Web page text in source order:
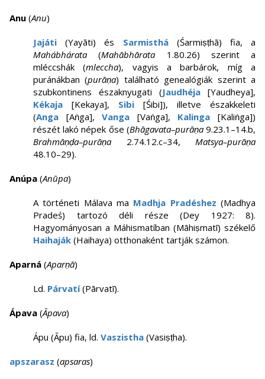
Anu (Anu)
Jajáti (Yayāti) és Sarmisthá(Śarmiṣṭhā) fia, a
Mahábhárata (Mahābhārata 1.80.26) szerint a
mléccshák (mleccha), vagyis a barbárok, míg a
puránákban (purāṇa) található genealógiák szerint a
szubkontinens északnyugati (Jaudhéja [Yaudheya],
Kékaja [Kekaya], Sibi [Śibi]), illetve északkeleti
(Anga [Aṅga],Vanga [Vaṅga], Kalinga [Kaliṅga])
részét lakó népek őse (Bhāgavata–purāṇa9.23.1–14.b,
Brahmāṇḍa–purāṇa 2.74.12.c–34, Matsya–purāṇa
48.10–29).
Anúpa (Anūpa)
A történeti Málava ma Madhja Pradéshez (Madhya
Pradeś) tartozó déli része (Dey 1927: 8).
Hagyományosan a Máhismatíban (Māhiṣmatī) székelő
Haihaják (Haihaya) otthonaként tartják számon.
Aparná (Aparṇā)
Ld. Párvatí(Pārvatī).
Ápava (Āpava)
Ápu (Āpu) fia, ld. Vaszistha (Vasiṣṭha).
apszarasz (apsaras)